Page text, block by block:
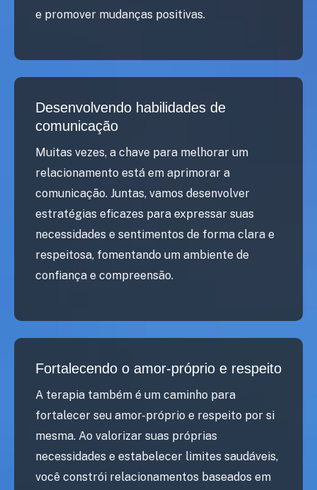
e promover mudanças positivas.
Desenvolvendo habilidades de
comunicação
Muitas vezes, a chave para melhorar um
relacionamento está em aprimorar a
comunicação. Juntas, vamos desenvolver
estratégias eficazes para expressar suas
necessidades e sentimentos de forma clara e
respeitosa, fomentando um ambiente de
confiança e compreensão.
Fortalecendo o amor-próprio e respeito
A terapia também é um caminho para
fortalecer seu amor-próprio e respeito por si
mesma. Ao valorizar suas próprias
necessidades e estabelecer limites saudáveis,
você constrói relacionamentos baseados em